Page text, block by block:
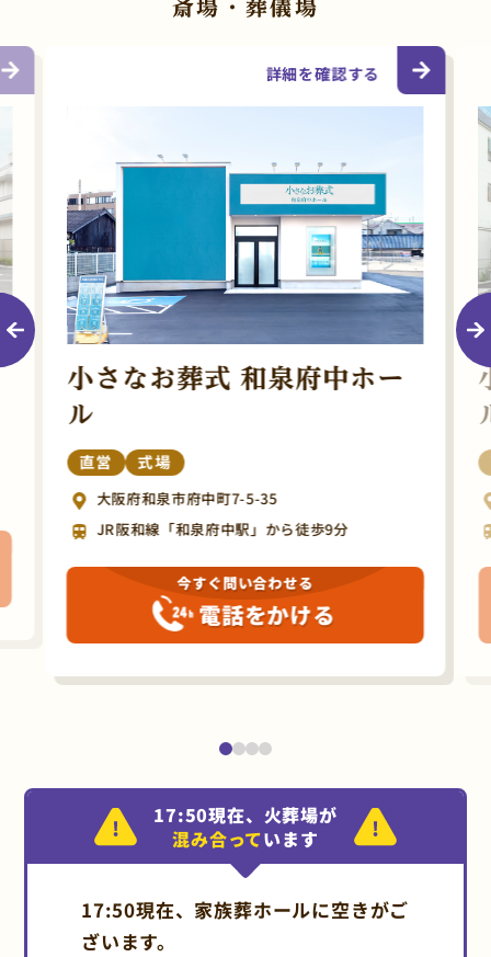
斎場・葬儀場
小さなお葬式 和泉府中ホー
ル
直営 式場
大阪府和泉市府中町7-5-35
JR阪和線「和泉府中駅」から徒歩9分
詳細を確認する
今すぐ問い合わせる
電話をかける
17:50現在、火葬場が
混み合っています
17:50現在、家族葬ホールに空きがご
ざいます。